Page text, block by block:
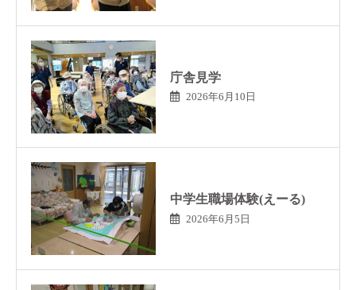
庁舎見学
2026年6月10日
中学生職場体験(えーる)
2026年6月5日